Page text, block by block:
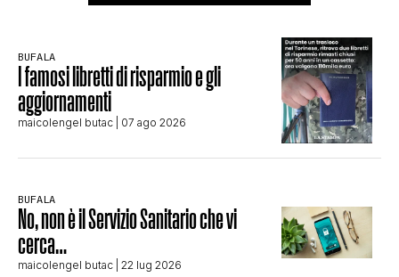
BUFALA
I famosi libretti di risparmio e gli
aggiornamenti
maicolengel butac | 07 ago 2026
BUFALA
No, non è il Servizio Sanitario che vi
cerca…
maicolengel butac | 22 lug 2026